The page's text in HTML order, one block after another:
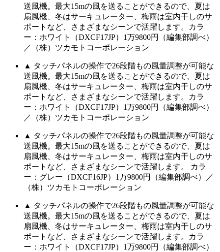
送風機。最大15mの風を送ることができるので、夏は
扇風機、冬はサーキュレーター、梅雨は室内干しのサ
ポートなど、さまざまなシーンで活躍します。カラ
ー：ホワイト（DXCF17JP）1万9800円（編集部調べ）
／（株）ツカモトコーポレーション
▲ タッチパネルの操作で26段階もの風量調整が可能な
送風機。最大15mの風を送ることができるので、夏は
扇風機、冬はサーキュレーター、梅雨は室内干しのサ
ポートなど、さまざまなシーンで活躍します。カラ
ー：ホワイト（DXCF17JP）1万9800円（編集部調べ）
／（株）ツカモトコーポレーション
▲ タッチパネルの操作で26段階もの風量調整が可能な
送風機。最大15mの風を送ることができるので、夏は
扇風機、冬はサーキュレーター、梅雨は室内干しのサ
ポートなど、さまざまなシーンで活躍します。 カラ
ー：グレー（DXCF16JP）1万9800円（編集部調べ）／
（株）ツカモトコーポレーション
▲ タッチパネルの操作で26段階もの風量調整が可能な
送風機。最大15mの風を送ることができるので、夏は
扇風機、冬はサーキュレーター、梅雨は室内干しのサ
ポートなど、さまざまなシーンで活躍します。カラ
ー：ホワイト（DXCF17JP）1万9800円（編集部調べ）